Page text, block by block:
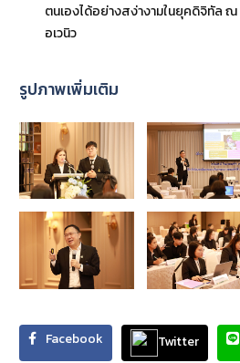
ตนเองได้อย่างสง่างามในยุคดิจิทัล ณ
อเวนิว
รูปภาพเพิ่มเติม
Facebook Twitter